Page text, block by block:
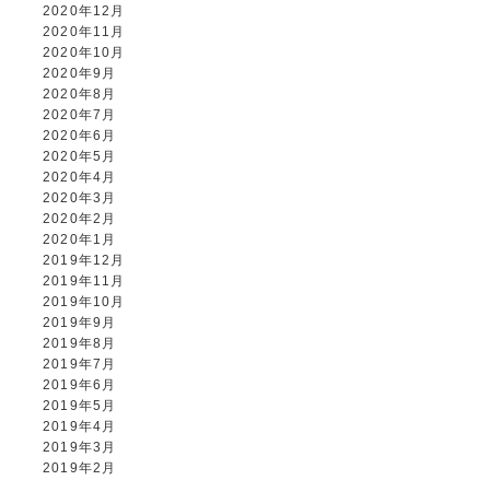
2020年12月
2020年11月
2020年10月
2020年9月
2020年8月
2020年7月
2020年6月
2020年5月
2020年4月
2020年3月
2020年2月
2020年1月
2019年12月
2019年11月
2019年10月
2019年9月
2019年8月
2019年7月
2019年6月
2019年5月
2019年4月
2019年3月
2019年2月